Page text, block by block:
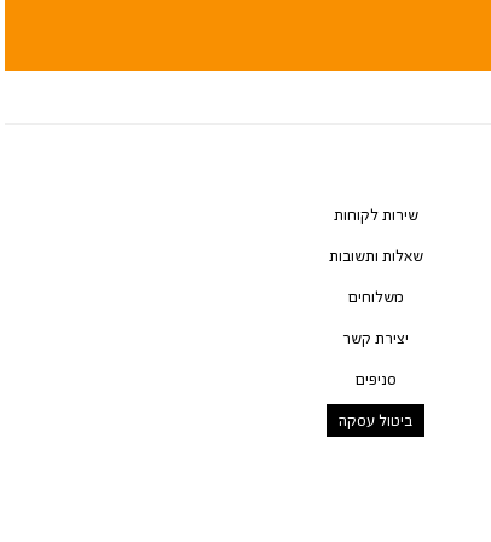
שירות לקוחות
שאלות ותשובות
משלוחים
יצירת קשר
סניפים
ביטול עסקה